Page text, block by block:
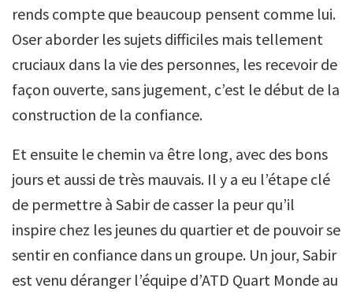
rends compte que beaucoup pensent comme lui.
Oser aborder les sujets difficiles mais tellement
cruciaux dans la vie des personnes, les recevoir de
façon ouverte, sans jugement, c’est le début de la
construction de la confiance.
Et ensuite le chemin va être long, avec des bons
jours et aussi de très mauvais. Il y a eu l’étape clé
de permettre à Sabir de casser la peur qu’il
inspire chez les jeunes du quartier et de pouvoir se
sentir en confiance dans un groupe. Un jour, Sabir
est venu déranger l’équipe d’ATD Quart Monde au